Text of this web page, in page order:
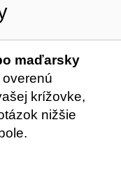
maďarsky
krížovke,
nižšie